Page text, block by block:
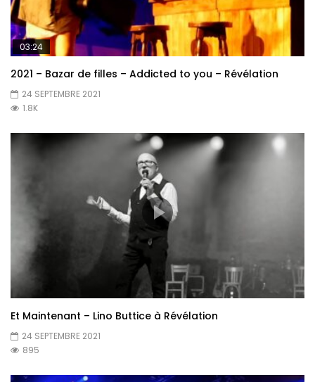
03:24
2021 – Bazar de filles – Addicted to you – Révélation
24 SEPTEMBRE 2021
1.8K
Et Maintenant – Lino Buttice à Révélation
24 SEPTEMBRE 2021
895